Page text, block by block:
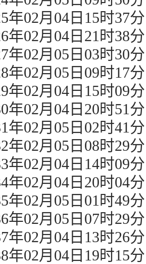
年02月04日15时37分
年02月04日21时38分
年02月05日03时30分
年02月05日09时17分
年02月04日15时09分
年02月04日20时51分
年02月05日02时41分
年02月05日08时29分
年02月04日14时09分
年02月04日20时04分
年02月05日01时49分
年02月05日07时29分
年02月04日13时26分
年02月04日19时15分